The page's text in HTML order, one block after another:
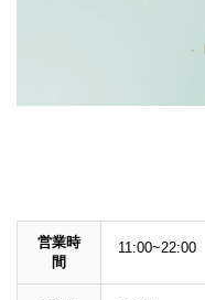
営業時
間
11:00~22:00